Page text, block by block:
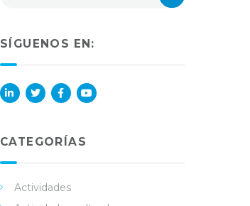
SÍGUENOS EN:
in
ok
e
CATEGORÍAS
Actividades